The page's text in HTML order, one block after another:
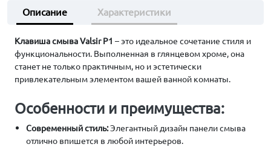
Описание Характеристики
Клавиша смыва Valsir P1 – это идеальное сочетание стиля и
функциональности. Выполненная в глянцевом хроме, она
станет не только практичным, но и эстетически
привлекательным элементом вашей ванной комнаты.
Особенности и преимущества:
Современный стиль:Элегантный дизайн панели смыва
отлично впишется в любой интерьеров.